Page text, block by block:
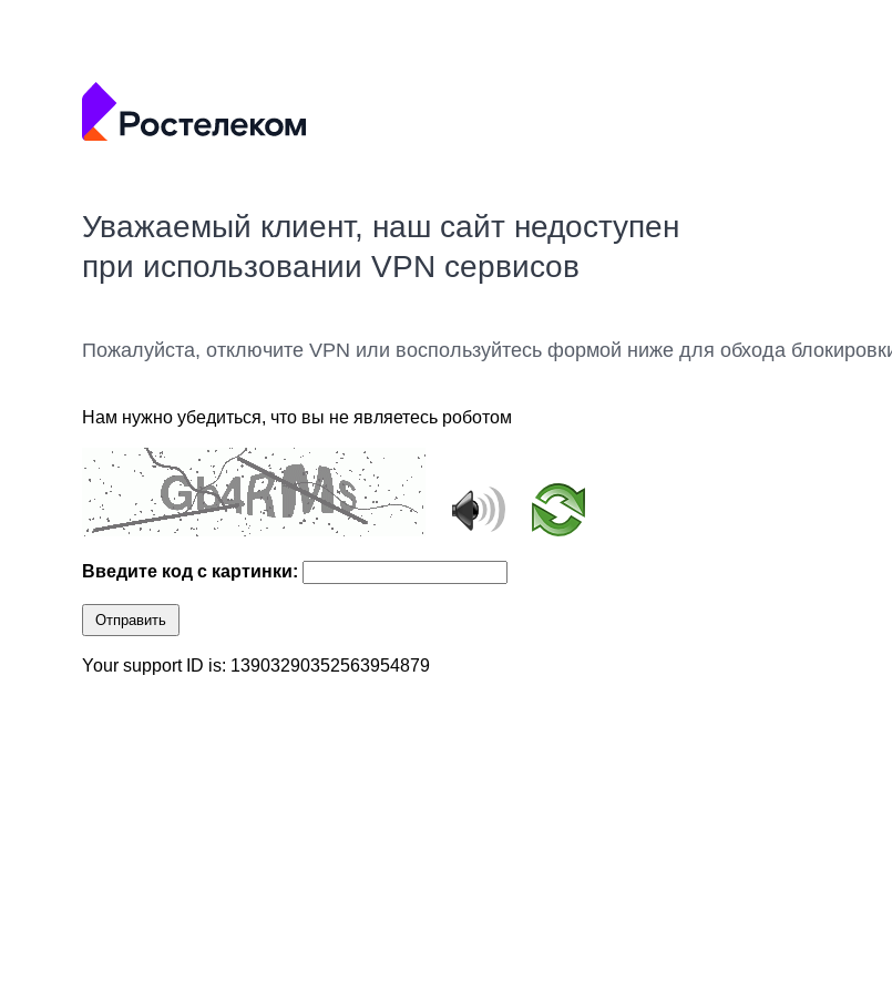
Уважаемый клиент, наш сайт недоступен
при использовании VPN сервисов
Пожалуйста, отключите VPN или воспользуйтесь формой ниже для обхода
Нам нужно убедиться, что вы не являетесь роботом
Введите код с картинки:
Отправить
Your support ID is: 13903290352563954879